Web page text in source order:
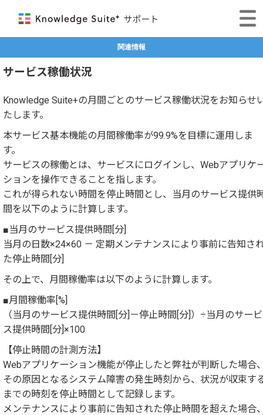
関連情報
サービス稼働状況
Knowledge Suite+の月間ごとのサービス稼働状況をお知らせ
たします。
本サービス基本機能の月間稼働率が99.9%を目標に運用しま
す。
サービスの稼働とは、サービスにログインし、Webアプリケ
ションを操作できることを指します。
これが得られない時間を停止時間とし、当月のサービス提供
間を以下のように計算します。
■当月のサービス提供時間[分]
当月の日数×24×60 － 定期メンテナンスにより事前に告知さ
た停止時間[分]
その上で、月間稼働率は以下のように計算します。
■月間稼働率[%]
（当月のサービス提供時間[分]－停止時間[分]）÷当月のサービ
ス提供時間[分]×100
【停止時間の計測方法】
Webアプリケーション機能が停止したと弊社が判断した場合
その原因となるシステム障害の発生時刻から、状況が収束す
までの時刻を停止時間として記録します。
メンテナンスにより事前に告知された停止時間を超えた場合